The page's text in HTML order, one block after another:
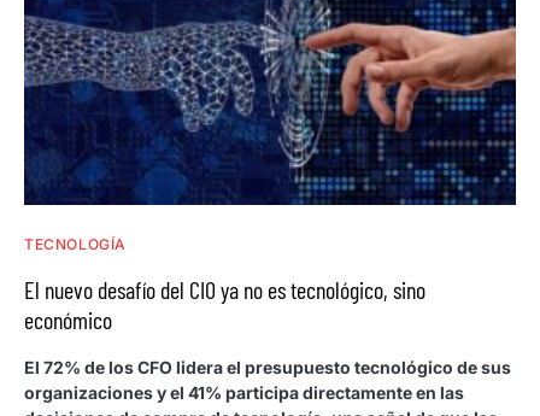
TECNOLOGÍA
El nuevo desafío del CIO ya no es tecnológico, sino
económico
El 72% de los CFO lidera el presupuesto tecnológico de sus
organizaciones y el 41% participa directamente en las